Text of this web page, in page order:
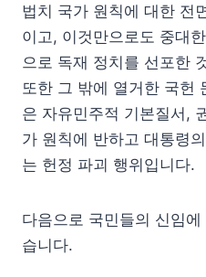
법치 국가 원칙에 대한 전
이고, 이것만으로도 중대
으로 독재 정치를 선포한
또한 그 밖에 열거한 국헌
은 자유민주적 기본질서,
가 원칙에 반하고 대통령
는 헌정 파괴 행위입니다.
다음으로 국민들의 신임
습니다.